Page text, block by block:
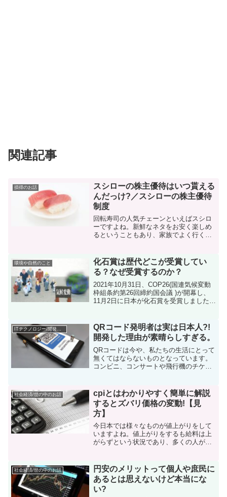
関連記事
損得のお話
スシローの株主優待はいつ貰える
んだっけ?／スシローの株主優待
制度
回転寿司の人気チェーンといえばスシロ
ーですよね。新鮮なネタをお安く楽しめ
るということもあり、家族でよく行くと
楽しむことができます。しかし株をやっ
ていないと株主優待がいつ...
環境や自然のこと
化石賞は歴代どこが受賞してい
る？なぜ受賞するのか？
2021年10月31日、COP26(国連気候変動
枠組条約第26回締約国会議 )が開幕し、
11月2日に日本が化石賞を受賞しました。
リアなどがあります。化石賞とは?化石賞
は...
QRコード発明者は実は日本人?!
開発した理由が素晴らしすぎる。
QRコードは今や、私たちの生活にとって
無くてはならないものとなっています。
コンビニ、コンサートや飛行機のチケッ
いるQRコード。ありとあらゆる分野で使
われています。あの、...
社会経済/世の中のお話
cpiとはわかりやすく簡単に解説
するとズバリ価格の変動!【見
方】
今日本では様々なものが値上がりをして
いますよね。値上がりをするも給料は上
がらずという状況であり、多くの人が生
聞きますよね。このcpi、一体意味として
はどういうことな...
社会経済/世の中のお話
円安のメリットって個人や庶民に
あるとは思えないけど本当にな
い?